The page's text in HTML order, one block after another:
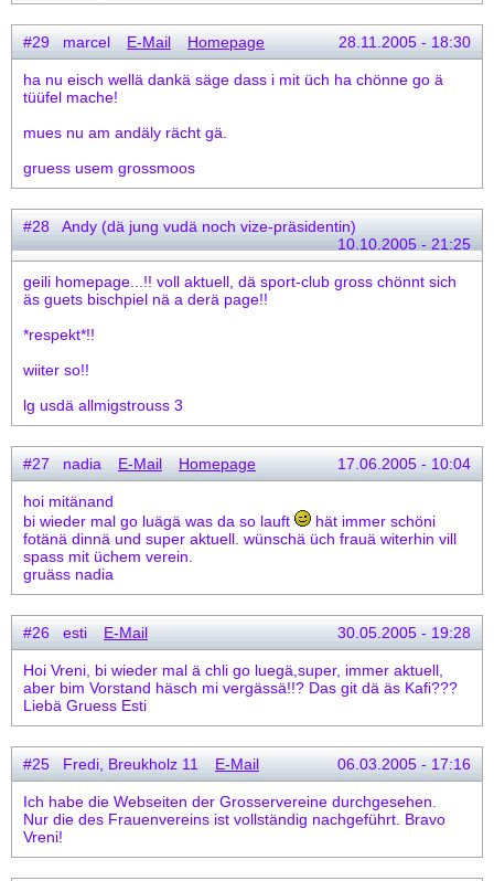
#29 marcel E-Mail Homepage 28.11.2005 - 18:30
ha nu eisch wellä dankä säge dass i mit üch ha chönne go ä
tüüfel mache!
mues nu am andäly rächt gä.
gruess usem grossmoos
#28 Andy (dä jung vudä noch vize-präsidentin)
10.10.2005 - 21:25
geili homepage...!! voll aktuell, dä sport-club gross chönnt sich
äs guets bischpiel nä a derä page!!
*respekt*!!
wiiter so!!
lg usdä allmigstrouss 3
#27 nadia E-Mail Homepage 17.06.2005 - 10:04
hoi mitänand
bi wieder mal go luägä was da so lauft
hät immer schöni
fotänä dinnä und super aktuell. wünschä üch frauä witerhin vill
spass mit üchem verein.
gruäss nadia
#26 esti E-Mail 30.05.2005 - 19:28
Hoi Vreni, bi wieder mal ä chli go luegä,super, immer aktuell,
aber bim Vorstand häsch mi vergässä!!? Das git dä äs Kafi???
Liebä Gruess Esti
#25 Fredi, Breukholz 11 E-Mail 06.03.2005 - 17:16
Ich habe die Webseiten der Grosservereine durchgesehen.
Nur die des Frauenvereins ist vollständig nachgeführt. Bravo
Vreni!